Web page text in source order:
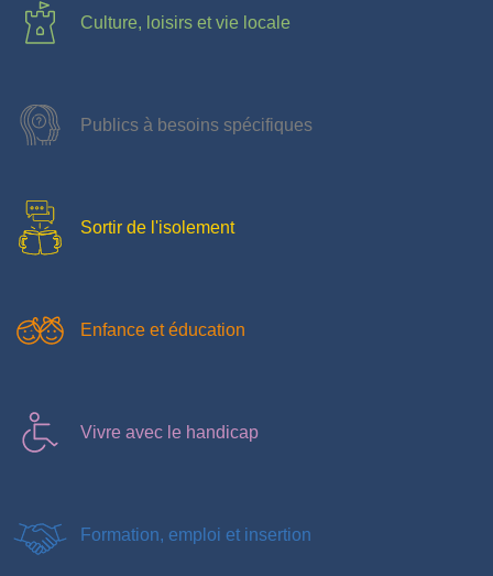
Culture, loisirs et vie locale
Publics à besoins spécifiques
Sortir de l'isolement
Enfance et éducation
Vivre avec le handicap
Formation, emploi et insertion